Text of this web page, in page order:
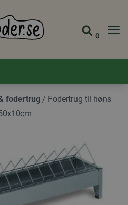
Gå til
Se
0
fodertrug / Fodertrug til høns